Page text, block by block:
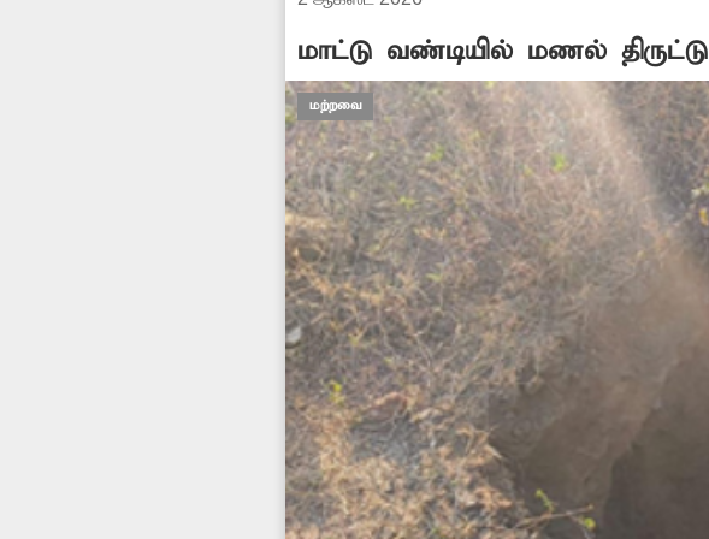
மாட்டு வண்டியில் மணல் திருட்டு
மற்றவை